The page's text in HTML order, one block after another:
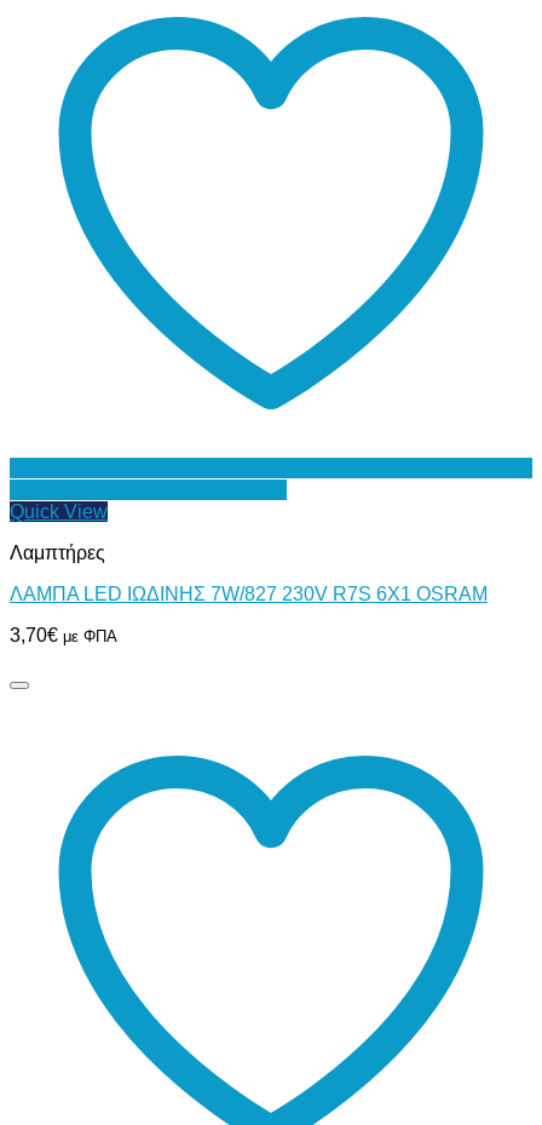
Quick View
Λαμπτήρες
ΛΑΜΠΑ LED ΙΩΔΙΝΗΣ 7W/827 230V R7S 6X1 OSRAM
3,70€ με ΦΠΑ